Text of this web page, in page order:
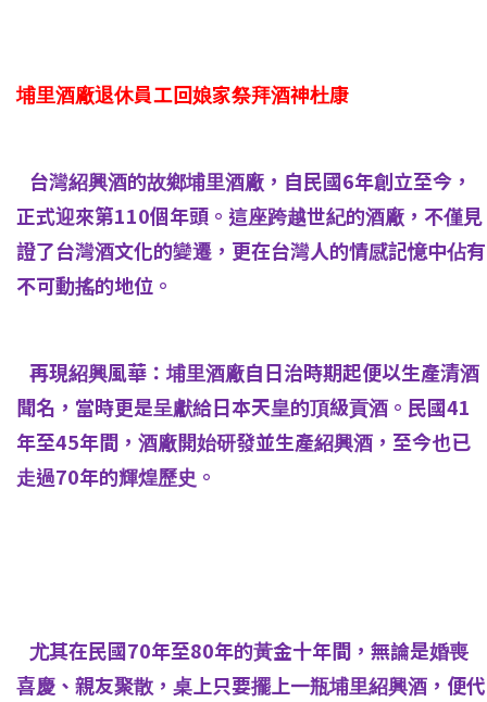
埔里酒廠退休員工回娘家祭拜酒神杜康
台灣紹興酒的故鄉埔里酒廠，自民國6年創立至今，
正式迎來第110個年頭。這座跨越世紀的酒廠，不僅見
證了台灣酒文化的變遷，更在台灣人的情感記憶中佔有
不可動搖的地位。
再現紹興風華：埔里酒廠自日治時期起便以生產清酒
聞名，當時更是呈獻給日本天皇的頂級貢酒。民國41
年至45年間，酒廠開始研發並生產紹興酒，至今也已
走過70年的輝煌歷史。
尤其在民國70年至80年的黃金十年間，無論是婚喪
喜慶、親友聚散，桌上只要擺上一瓶埔里紹興酒，便代